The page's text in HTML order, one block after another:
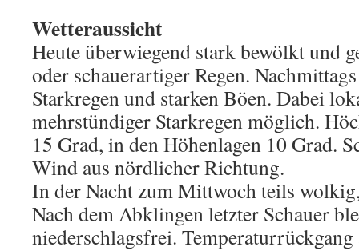
Wetteraussicht
Heute überwiegend stark bewölkt und
oder schauerartiger Regen.
Starkregen und starken Böen. Dabei
mehrstündiger Starkregen möglich.
15 Grad, in den Höhenlagen 10 Grad.
Wind aus nördlicher Richtung.
In der Nacht zum Mittwoch teils
Nach dem Abklingen letzter Schauer
niederschlagsfrei.